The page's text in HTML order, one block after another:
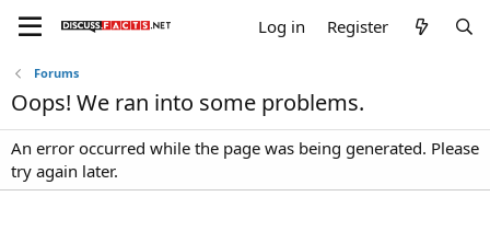
Log in Register
Forums
Oops! We ran into some problems.
An error occurred while the page was being generated. Please
try again later.